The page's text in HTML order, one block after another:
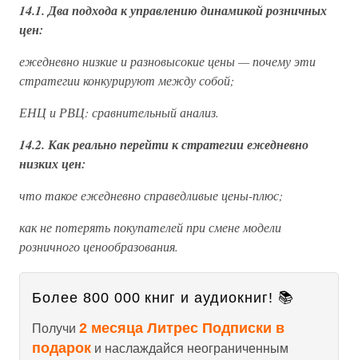
14.1. Два подхода к управлению динамикой розничных
цен:
ежедневно низкие и разновысокие цены — почему эти
стратегии конкурируют между собой;
ЕНЦ и РВЦ: сравнительный анализ.
14.2. Как реально перейти к стратегии ежедневно
низких цен:
что такое ежедневно справедливые цены-плюс;
как не потерять покупателей при смене модели
розничного ценообразования.
Более 800 000 книг и аудиокниг! 📚
Получи 2 месяца Литрес Подписки в
подарок и наслаждайся неограниченным